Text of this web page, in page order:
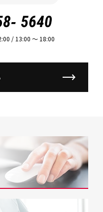
5640
/ 13:00 〜 18:00